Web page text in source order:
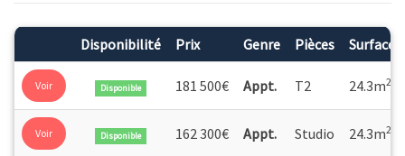
Située dans un quartier résidentiel, à seulement quelques
minutes du centre-ville, l'ancienne caserne écrit une nouvelle
page de son page avec ce projet de réhabilitation dévoilant
48 appartements, du studio au T3.
Disponibilité Prix Genre Pièces Surface
Voir Disponible 181 500€ Appt. T2 24.3m2
Voir Disponible 162 300€ Appt. Studio 24.3m2